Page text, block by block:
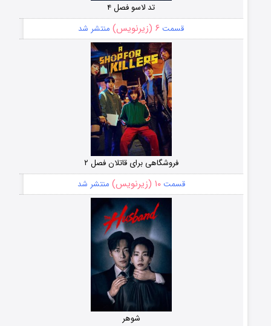
تد لاسو فصل ۴
قسمت ۶ (زیرنویس) منتشر شد
فروشگاهی برای قاتلان فصل ۲
قسمت۱۰ (زیرنویس) منتشر شد
شوهر